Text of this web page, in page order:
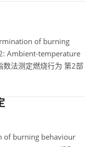
of burning
Ambient-temperature
法测定燃烧行为 第2部
of burning behaviour